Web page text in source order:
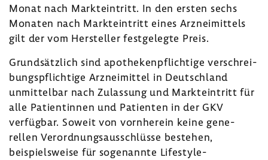
Monat nach Markt­ein­tritt. In den ersten sechs
Monaten nach Markt­ein­tritt eines Arznei­mit­tels
gilt der vom Hersteller fest­ge­legte Preis.
Grund­sätz­lich sind apothe­ken­pflich­tige verschrei­
bungs­pflich­tige Arznei­mittel in Deutsch­land
unmit­telbar nach Zulas­sung und Markt­ein­tritt für
alle Pati­en­tinnen und Pati­enten in der GKV
verfügbar. Soweit von vorn­herein keine gene­
rellen Verord­nungs­aus­schlüsse bestehen,
beispiels­weise für soge­nannte Lifestyle-​